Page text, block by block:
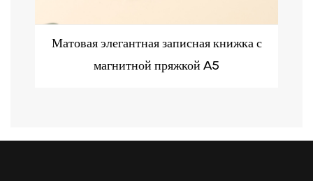
Матовая элегантная записная книжка с
магнитной пряжкой A5